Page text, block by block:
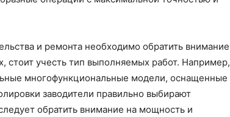
и ремонта необходимо обратить внимание
учесть тип выполняемых работ. Например,
многофункциональные модели, оснащенные
заводители правильно выбирают
обратить внимание на мощность и